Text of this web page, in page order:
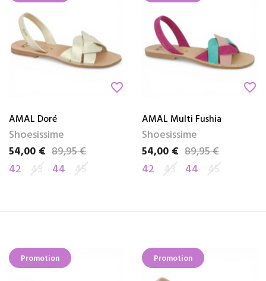
favorite_border
AMAL Doré
Shoesissime
Prix
54,00 €
Prix de base89,95 €
42 43 44 45
favorite_border
AMAL Multi Fushia
Shoesissime
Prix
54,00 €
Prix de base89,95 €
42 43 44 45
Promotion Promotion